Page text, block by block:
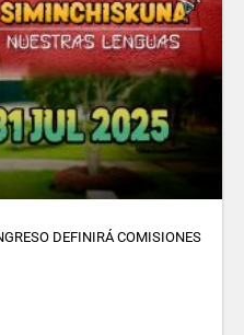
DEFINIRÁ COMISIONES